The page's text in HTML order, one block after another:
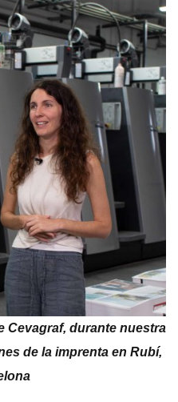
Cevagraf, durante nuestra
de la imprenta en Rubí,